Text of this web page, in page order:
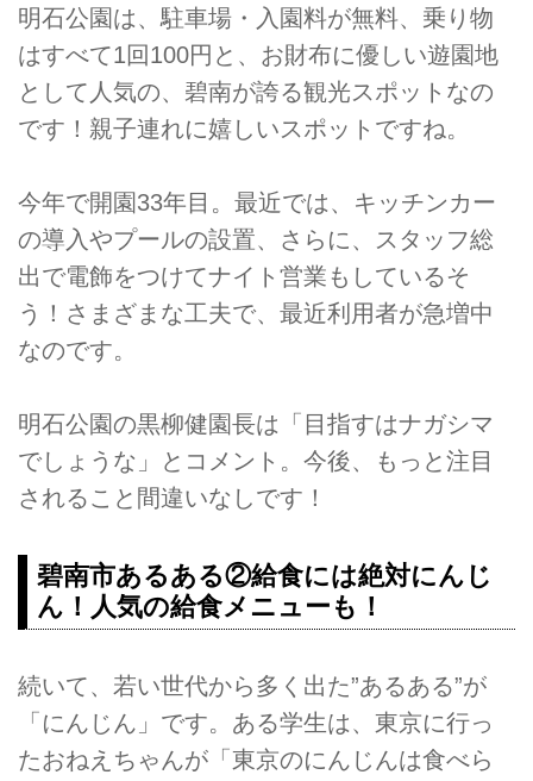
明石公園は、駐車場・入園料が無料、乗り物
はすべて1回100円と、お財布に優しい遊園地
として人気の、碧南が誇る観光スポットなの
です！親子連れに嬉しいスポットですね。
今年で開園33年目。最近では、キッチンカー
の導入やプールの設置、さらに、スタッフ総
出で電飾をつけてナイト営業もしているそ
う！さまざまな工夫で、最近利用者が急増中
なのです。
明石公園の黒柳健園長は「目指すはナガシマ
でしょうな」とコメント。今後、もっと注目
されること間違いなしです！
碧南市あるある②給食には絶対にんじ
ん！人気の給食メニューも！
続いて、若い世代から多く出た”あるある”が
「にんじん」です。ある学生は、東京に行っ
たおねえちゃんが「東京のにんじんは食べら